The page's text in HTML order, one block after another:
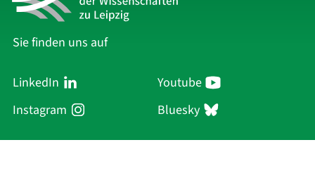
Sie finden uns auf
LinkedIn
Youtube
Instagram
Bluesky